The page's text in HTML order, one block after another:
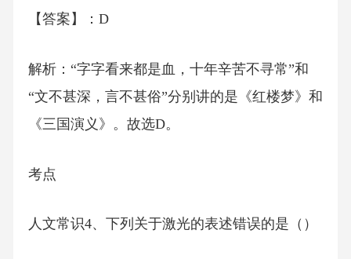
【答案】：D
解析：“字字看来都是血，十年辛苦不寻常”和
“文不甚深，言不甚俗”分别讲的是《红楼梦》和
《三国演义》。故选D。
考点
人文常识4、下列关于激光的表述错误的是（）